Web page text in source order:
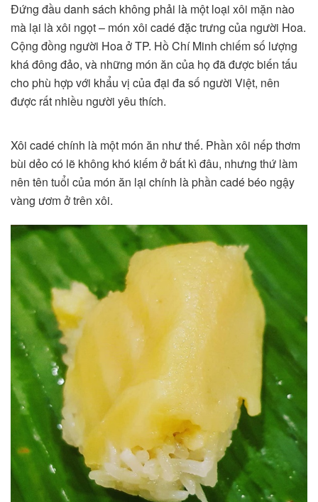
Đứng đầu danh sách không phải là một loại xôi mặn nào
mà lại là xôi ngọt – món xôi cadé đặc trưng của người Hoa.
Cộng đồng người Hoa ở TP. Hồ Chí Minh chiếm số lượng
khá đông đảo, và những món ăn của họ đã được biến tấu
cho phù hợp với khẩu vị của đại đa số người Việt, nên
được rất nhiều người yêu thích.
Xôi cadé chính là một món ăn như thế. Phần xôi nếp thơm
bùi dẻo có lẽ không khó kiếm ở bất kì đâu, nhưng thứ làm
nên tên tuổi của món ăn lại chính là phần cadé béo ngậy
vàng ươm ở trên xôi.